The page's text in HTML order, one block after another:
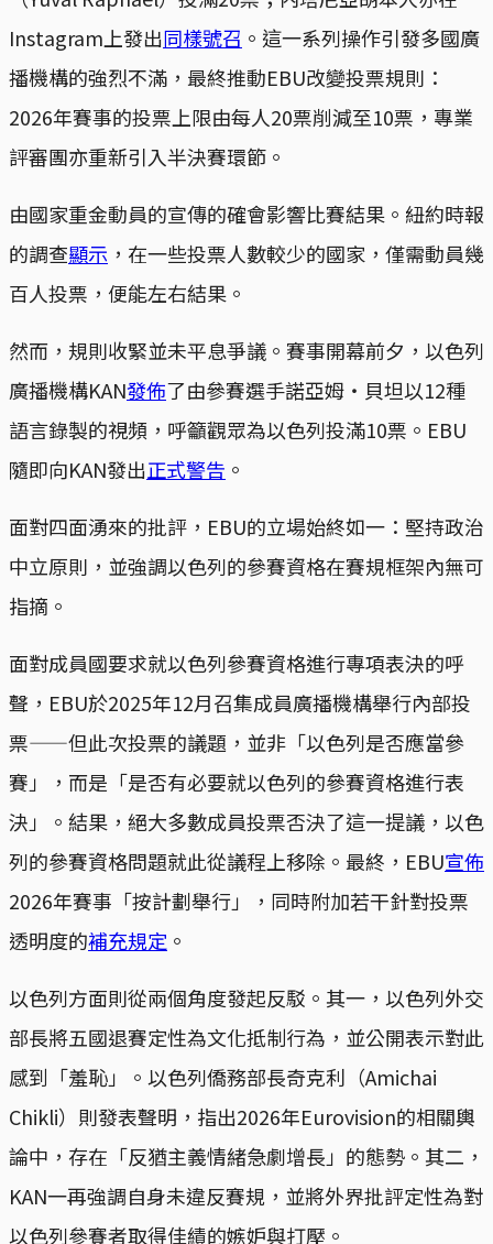
Instagram上發出同樣號召 。這一系列操作引發多國廣
播機構的強烈不滿，最終推動EBU改變投票規則：
2026年賽事的投票上限由每人20票削減至10票，專業
評審團亦重新引入半決賽環節。
由國家重金動員的宣傳的確會影響比賽結果。紐約時報
的調查顯示 ，在一些投票人數較少的國家，僅需動員幾
百人投票，便能左右結果。
然而，規則收緊並未平息爭議。賽事開幕前夕，以色列
廣播機構KAN發佈了由參賽選手諾亞姆‧貝坦以12種
語言錄製的視頻，呼籲觀眾為以色列投滿10票。EBU
隨即向KAN發出正式警告 。
面對四面湧來的批評，EBU的立場始終如一：堅持政治
中立原則，並強調以色列的參賽資格在賽規框架內無可
指摘。
面對成員國要求就以色列參賽資格進行專項表決的呼
聲，EBU於2025年12月召集成員廣播機構舉行內部投
票——但此次投票的議題，並非「以色列是否應當參
賽」，而是「是否有必要就以色列的參賽資格進行表
決」。結果，絕大多數成員投票否決了這一提議，以色
列的參賽資格問題就此從議程上移除。最終，EBU宣佈
2026年賽事「按計劃舉行」，同時附加若干針對投票
透明度的補充規定 。
以色列方面則從兩個角度發起反駁。其一，以色列外交
部長將五國退賽定性為文化抵制行為，並公開表示對此
感到「羞恥」。以色列僑務部長奇克利（Amichai
Chikli）則發表聲明，指出2026年Eurovision的相關輿
論中，存在「反猶主義情緒急劇增長」的態勢。其二，
KAN一再強調自身未違反賽規，並將外界批評定性為對
以色列參賽者取得佳績的嫉妒與打壓。